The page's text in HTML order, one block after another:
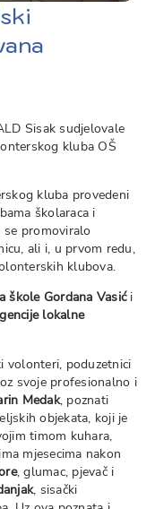
Sisak sudjelovale
kluba OŠ
kluba provedeni
školaraca i
promoviralo
ali i, u prvom redu,
klubova.
škole Gordana Vasići
lokalne
volonteri, poduzetnici
svoje profesionalno i
Medak, poznati
objekata, koji je
timom kuhara,
mjesecima nakon
, glumac, pjevač i
, sisački